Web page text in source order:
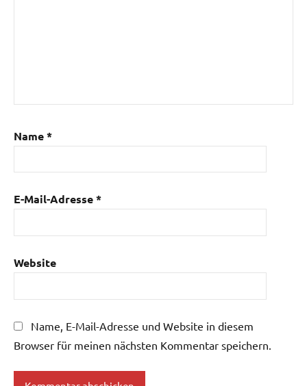
Name*
E-Mail-Adresse*
Website
Name, E-Mail-Adresse und Website in diesem
Browser für meinen nächsten Kommentar speichern.